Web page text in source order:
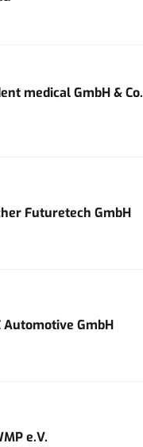
medical GmbH & Co.
Futuretech GmbH
Automotive GmbH
e.V.